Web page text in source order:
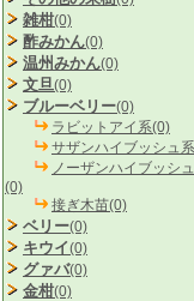
雑柑(0)
酢みかん(0)
温州みかん(0)
文旦(0)
ブルーベリー(0)
ラビットアイ系(0)
サザンハイブッシュ
ノーザンハイブッシ
(0)
接ぎ木苗(0)
ベリー(0)
キウイ(0)
グァバ(0)
金柑(0)